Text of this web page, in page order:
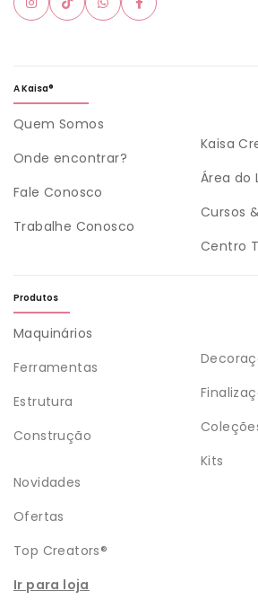
A Kaisa®
Quem Somos
Onde encontrar?
Fale Conosco
Trabalhe Conosco
Kaisa
Área do
Cursos
Centro
Produtos
Maquinários
Ferramentas
Estrutura
Construção
Kits
Novidades
Ofertas
Top Creators®
Ir para loja